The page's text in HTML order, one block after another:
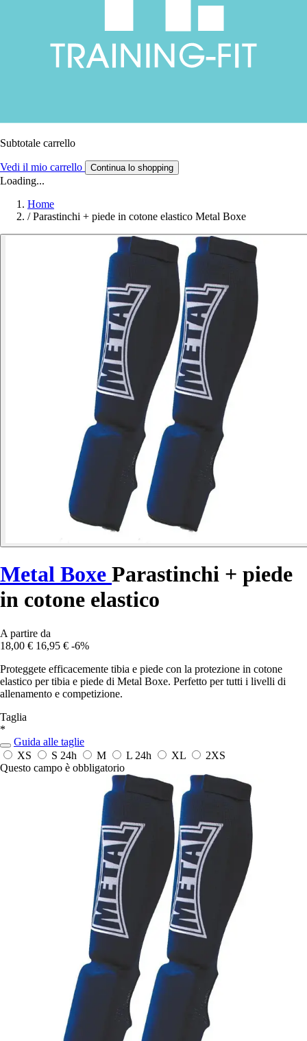
Subtotale carrello
Vedi il mio carrello Continua lo shopping
Loading...
Home
/ Parastinchi + piede in cotone elastico Metal Boxe
Metal Boxe Parastinchi + piede
in cotone elastico
A partire da
18,00 € 16,95 € -6%
Proteggete efficacemente tibia e piede con la protezione in cotone
elastico per tibia e piede di Metal Boxe. Perfetto per tutti i livelli di
allenamento e competizione.
Taglia
*
Guida alle taglie
XS
S 24h M L 24h XL
2XS
Questo campo è obbligatorio